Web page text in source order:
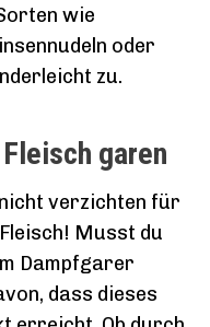
wie
oder
zu.
garen
verzichten für
Musst du
Dampfgarer
dass dieses